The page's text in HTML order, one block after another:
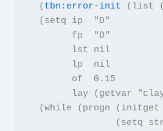
  (
tbn:error-init ( list (
  (
setq ip
"D"
fp
"D"
lst
nil
lp
nil
of
0.15
lay
( getvar
  (
while ( progn ( initget
                (
setq